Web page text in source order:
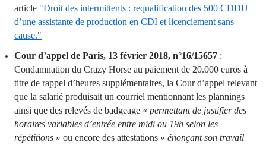
article "Droit des intermittents : requalification des 500 CDDU
d’une assistante de production en CDI et licenciement sans
cause."
Cour d’appel de Paris, 13 février 2018, n°16/15657 :
Condamnation du Crazy Horse au paiement de 20.000 euros à
titre de rappel d’heures supplémentaires, la Cour d’appel relevant
que la salarié produisait un courriel mentionnant les plannings
ainsi que des relevés de badgeage « permettant de justifier des
horaires variables d’entrée entre midi ou 19h selon les
répétitions » ou encore des attestations « énonçant son travail